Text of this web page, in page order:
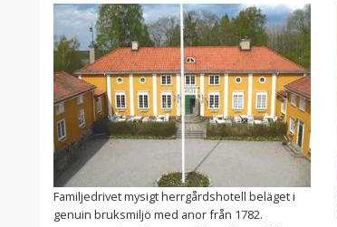
Familjedrivet mysigt herrgårdshotell beläget i
genuin bruksmiljö med anor från 1782.